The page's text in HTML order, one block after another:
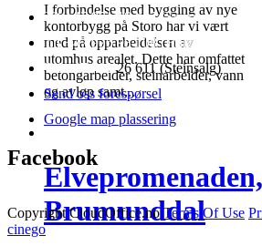
I forbindelse med bygging av nye
kontorbygg på Storo har vi vært
med på opparbeidelsen av
utomhus arealet. Dette har omfattet
betongarbeider, steinarbeider, vann
og avløp samt...
Elvepromenaden,
Brumunddal
Tlf +47 971 18 457 (Snorre)
Tlf +47 976 98 108 (Halvor)
Tlf +47 48126 611 (Steinsalg)
Send oss forespørsel
Google map plassering
Facebook
Copyright CloudOffice.no Terms Of Use
cinego